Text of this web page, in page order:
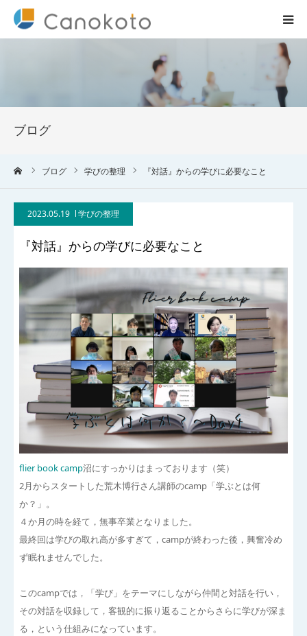
ブログ
ブログ 学びの整理 『対話』からの学びに必要なこと
2023.05.19 学びの整理
『対話』からの学びに必要なこと
flier book camp沼にすっかりはまっております（笑）
2月からスタートした荒木博行さん講師のcamp「学ぶとは何
か？」。
４か月の時を経て，無事卒業となりました。
最終回は学びの取れ高が多すぎて，campが終わった後，興奮冷め
ず眠れませんでした。
このcampでは，「学び」をテーマにしながら仲間と対話を行い，
その対話を収録して，客観的に振り返ることからさらに学びが深ま
る，という仕組みになっています。
会社概要
ブログ
実績
コラム一覧
お問合せ